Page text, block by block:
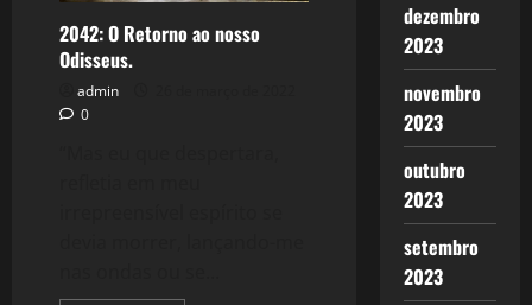
2042: O Retorno ao nosso
Odisseus.
admin
0
dezembro
2023
novembro
2023
outubro
2023
setembro
2023